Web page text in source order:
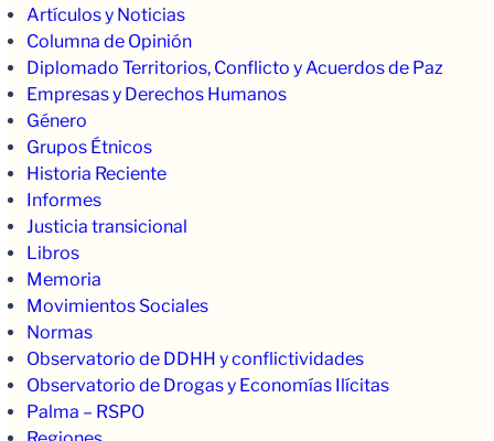
Artículos y Noticias
Columna de Opinión
Diplomado Territorios, Conflicto y Acuerdos de Paz
Empresas y Derechos Humanos
Género
Grupos Étnicos
Historia Reciente
Informes
Justicia transicional
Libros
Memoria
Movimientos Sociales
Normas
Observatorio de DDHH y conflictividades
Observatorio de Drogas y Economías Ilícitas
Palma – RSPO